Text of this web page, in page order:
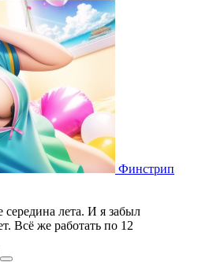
Финстрип
середина лета. И я забыл
Всё же работать по 12